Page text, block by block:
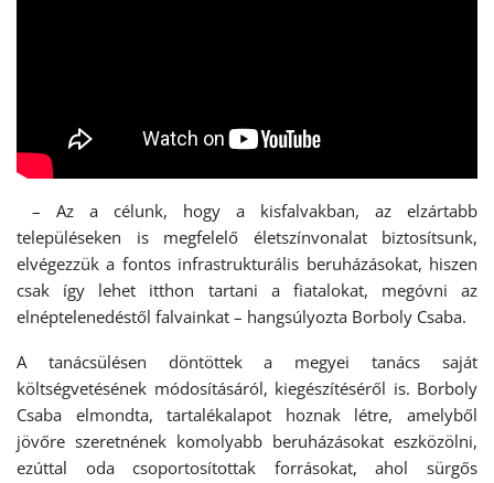
– Az a célunk, hogy a kisfalvakban, az elzártabb
településeken is megfelelő életszínvonalat biztosítsunk,
elvégezzük a fontos infrastrukturális beruházásokat, hiszen
csak így lehet itthon tartani a fiatalokat, megóvni az
elnéptelenedéstől falvainkat – hangsúlyozta Borboly Csaba.
A tanácsülésen döntöttek a megyei tanács saját
költségvetésének módosításáról, kiegészítéséről is. Borboly
Csaba elmondta, tartalékalapot hoznak létre, amelyből
jövőre szeretnének komolyabb beruházásokat eszközölni,
ezúttal oda csoportosítottak forrásokat, ahol sürgős